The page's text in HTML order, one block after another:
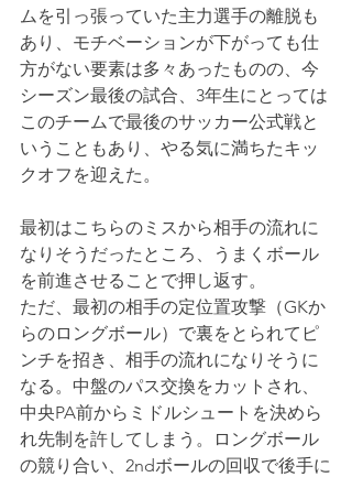
ムを引っ張っていた主力選手の離脱も
あり、モチベーションが下がっても仕
方がない要素は多々あったものの、今
シーズン最後の試合、3年生にとっては
このチームで最後のサッカー公式戦と
いうこともあり、やる気に満ちたキッ
クオフを迎えた。
最初はこちらのミスから相手の流れに
なりそうだったところ、うまくボール
を前進させることで押し返す。
ただ、最初の相手の定位置攻撃（GKか
らのロングボール）で裏をとられてピ
ンチを招き、相手の流れになりそうに
なる。中盤のパス交換をカットされ、
中央PA前からミドルシュートを決めら
れ先制を許してしまう。ロングボール
の競り合い、2ndボールの回収で後手に